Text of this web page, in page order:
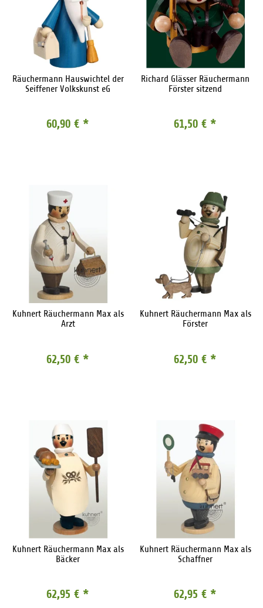
Räuchermann Hauswichtel der
Seiffener Volkskunst eG
60,90 € *
Richard Glässer Räuchermann
Förster sitzend
61,50 € *
Kuhnert Räuchermann Max als
Arzt
62,50 € *
Kuhnert Räuchermann Max als
Förster
62,50 € *
Kuhnert Räuchermann Max als
Bäcker
62,95 € *
Kuhnert Räuchermann Max als
Schaffner
62,95 € *